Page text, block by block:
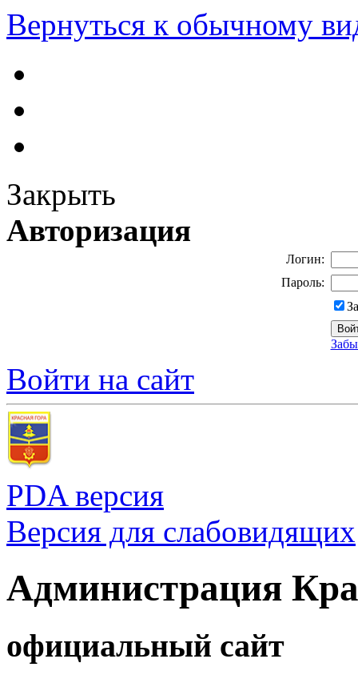
Вернуться к обычному
Закрыть
Авторизация
Логин:
Пароль:
Войти на сайт
PDA версия
Версия для слабовидящих
Администрация
официальный сайт